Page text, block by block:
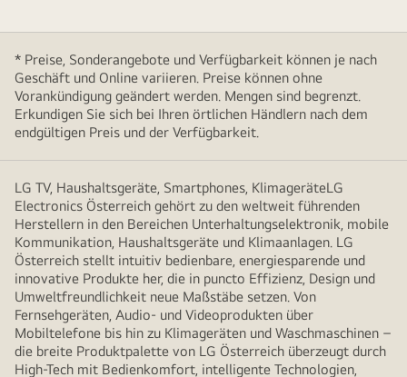
* Preise, Sonderangebote und Verfügbarkeit können je nach
Geschäft und Online variieren. Preise können ohne
Vorankündigung geändert werden. Mengen sind begrenzt.
Erkundigen Sie sich bei Ihren örtlichen Händlern nach dem
endgültigen Preis und der Verfügbarkeit.
LG TV, Haushaltsgeräte, Smartphones, KlimageräteLG
Electronics Österreich gehört zu den weltweit führenden
Herstellern in den Bereichen Unterhaltungselektronik, mobile
Kommunikation, Haushaltsgeräte und Klimaanlagen. LG
Österreich stellt intuitiv bedienbare, energiesparende und
innovative Produkte her, die in puncto Effizienz, Design und
Umweltfreundlichkeit neue Maßstäbe setzen. Von
Fernsehgeräten, Audio- und Videoprodukten über
Mobiltelefone bis hin zu Klimageräten und Waschmaschinen –
die breite Produktpalette von LG Österreich überzeugt durch
High-Tech mit Bedienkomfort, intelligente Technologien,